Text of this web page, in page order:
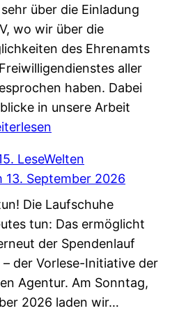
c
h
ü
t
z
t
–
e
u
e
H
a
n
d
r
über die Einladung
wo wir über die
des Ehrenamts
aller
haben. Dabei
in unsere Arbeit
LeseWelten
13. September 2026
Die Laufschuhe
tun: Das ermöglicht
der Spendenlauf
– der Vorlese-Initiative der
Agentur. Am Sonntag,
2026 laden wir…